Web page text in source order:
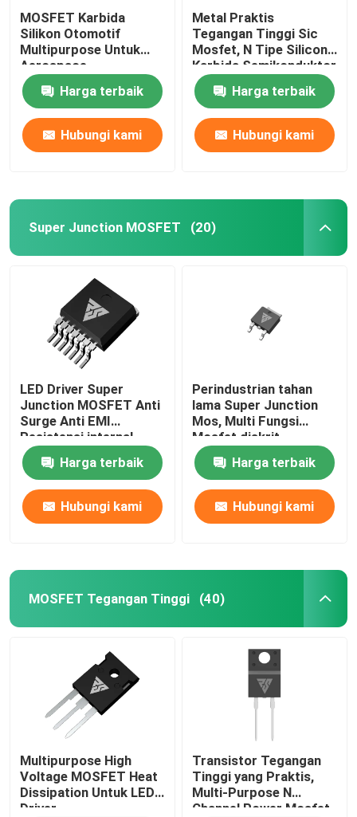
MOSFET Karbida
Silikon Otomotif
Multipurpose Untuk
Aerospace
Harga terbaik
Hubungi kami
Metal Praktis
Tegangan Tinggi Sic
Mosfet, N Tipe Silicon
Karbida Semikonduktor
Harga terbaik
Hubungi kami
Super Junction MOSFET (20)
LED Driver Super
Junction MOSFET Anti
Surge Anti EMI
Resistensi internal
kecil
Harga terbaik
Hubungi kami
Perindustrian tahan
lama Super Junction
Mos, Multi Fungsi
Mosfet diskrit
Harga terbaik
Hubungi kami
MOSFET Tegangan Tinggi (40)
Multipurpose High
Voltage MOSFET Heat
Dissipation Untuk LED
Driver
Transistor Tegangan
Tinggi yang Praktis,
Multi-Purpose N
Channel Power Mosfet